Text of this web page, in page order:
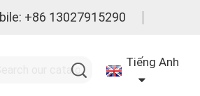
+86 13027915290
Tiếng Anh